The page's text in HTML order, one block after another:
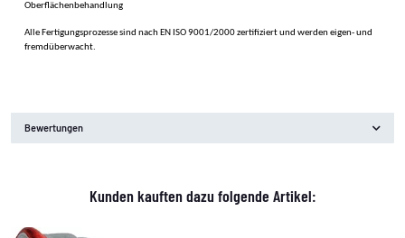
Oberflächenbehandlung
Alle Fertigungsprozesse sind nach EN ISO 9001/2000 zertifiziert und werden eigen- und
fremdüberwacht.
Bewertungen
Kunden kauften dazu folgende Artikel: